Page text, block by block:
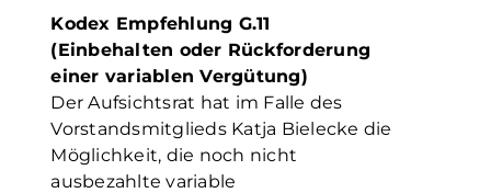
Kodex Empfehlung G.11
(Einbehalten oder Rückforderung
einer variablen Vergütung)
Der Aufsichtsrat hat im Falle des
Vorstandsmitglieds Katja Bielecke die
Möglichkeit, die noch nicht
ausbezahlte variable